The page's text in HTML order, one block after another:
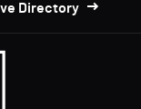
Directory